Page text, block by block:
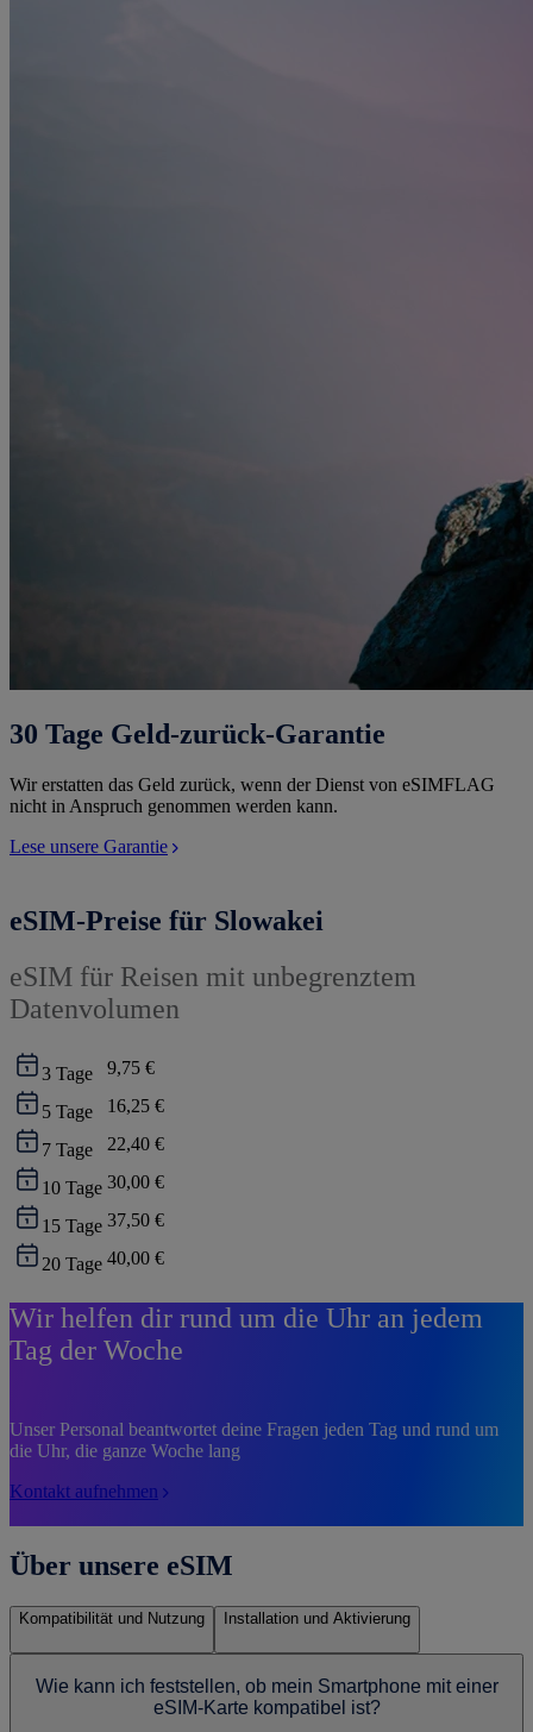
30 Tage Geld-zurück-Garantie
Wir erstatten das Geld zurück, wenn der Dienst von eSIMFLAG
nicht in Anspruch genommen werden kann.
Lese unsere Garantie
eSIM-Preise für Slowakei
eSIM für Reisen mit unbegrenztem
Datenvolumen
3 Tage 9,75 €
5 Tage 16,25 €
7 Tage 22,40 €
10 Tage 30,00 €
15 Tage 37,50 €
20 Tage 40,00 €
Wir helfen dir rund um die Uhr an jedem
Tag der Woche
Unser Personal beantwortet deine Fragen jeden Tag und rund um
die Uhr, die ganze Woche lang
Kontakt aufnehmen
Über unsere eSIM
Kompatibilität und Nutzung Installation und Aktivierung
Wie kann ich feststellen, ob mein Smartphone mit einer
eSIM-Karte kompatibel ist?